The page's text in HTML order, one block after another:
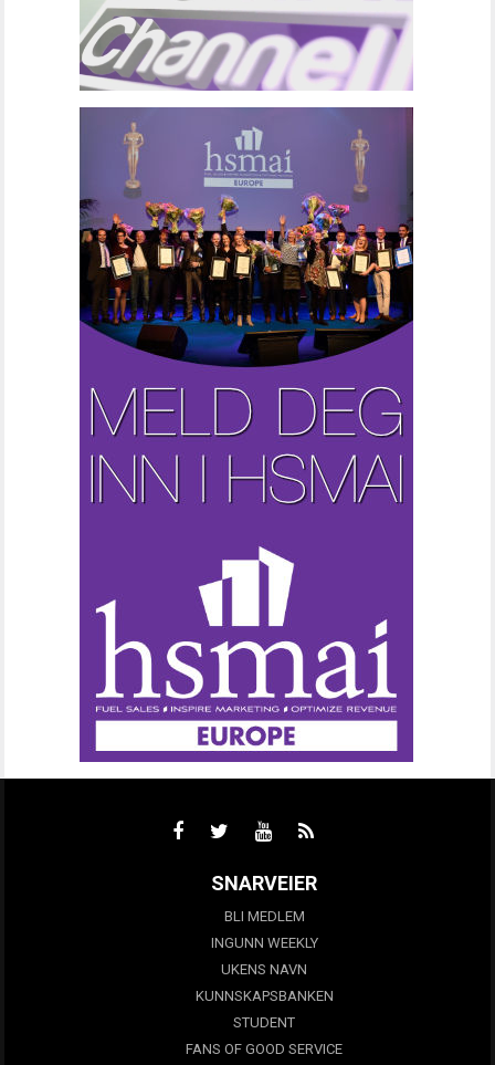
SNARVEIER
BLI MEDLEM
INGUNN WEEKLY
UKENS NAVN
KUNNSKAPSBANKEN
STUDENT
FANS OF GOOD SERVICE